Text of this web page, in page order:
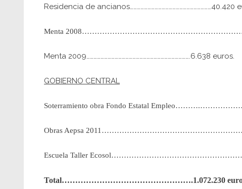
Residencia de ancianos……………………………………………………………40.420
Menta
Menta 2009…………………………………………………………………………….6.638 euros.
GOBIERNO CENTRAL
Soterramiento obra Fondo Estatal
Obras Aepsa
Escuela Taller
Total………………………………………….1.072.230